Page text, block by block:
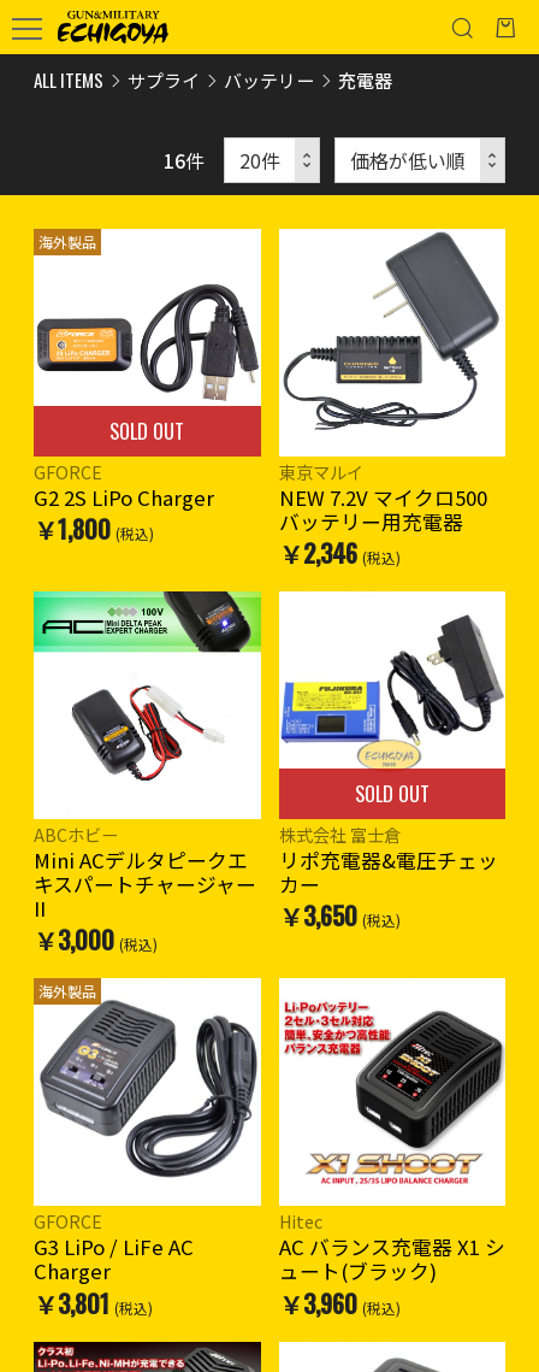
ALL ITEMS サプライ バッテリー 充電器
16件
海外製品
SOLD OUT
GFORCE
G2 2S LiPo Charger
￥1,800 (税込)
東京マルイ
NEW 7.2V マイクロ500
バッテリー用充電器
￥2,346 (税込)
ABCホビー
Mini ACデルタピークエ
キスパートチャージャー
II
￥3,000 (税込)
SOLD OUT
株式会社 富士倉
リポ充電器&電圧チェッ
カー
￥3,650 (税込)
海外製品
GFORCE
G3 LiPo / LiFe AC
Charger
￥3,801 (税込)
Hitec
AC バランス充電器 X1 シ
ュート(ブラック)
￥3,960 (税込)